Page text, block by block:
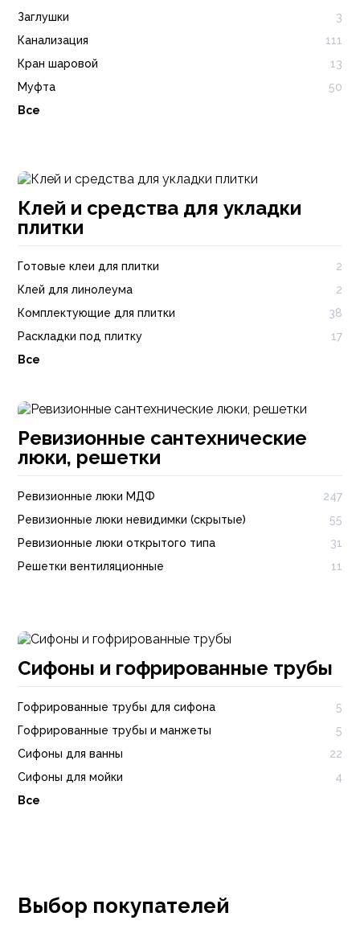
Заглушки
3
Канализация
111
Кран шаровой
13
Муфта
50
Все
Клей и средства для укладки
плитки
Готовые клеи для плитки
2
Клей для линолеума
2
Комплектующие для плитки
38
Раскладки под плитку
17
Все
Ревизионные сантехнические
люки, решетки
Ревизионные люки МДФ
247
Ревизионные люки невидимки (скрытые)
55
Ревизионные люки открытого типа
31
Решетки вентиляционные
11
Сифоны и гофрированные трубы
Гофрированные трубы для сифона
5
Гофрированные трубы и манжеты
5
Сифоны для ванны
22
Сифоны для мойки
4
Все
Выбор покупателей